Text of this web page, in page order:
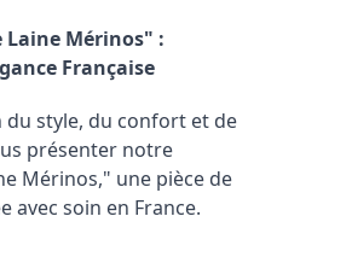
Laine Mérinos" :
Française
du style, du confort et de
présenter notre
Mérinos," une pièce de
avec soin en France.